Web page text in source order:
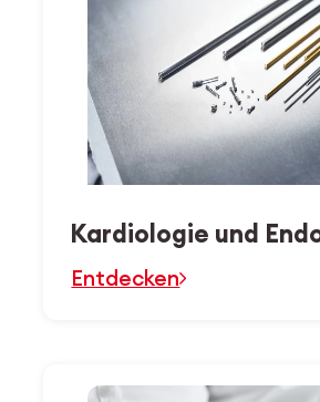
Kardiologie und
Entdecken